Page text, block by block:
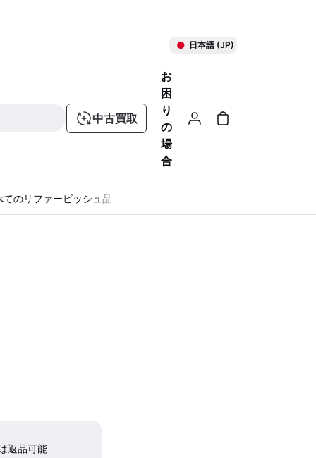
日本語 (JP)
中古買取
お
困
り
の
場
合
てのリファービッシュ品
返品可能